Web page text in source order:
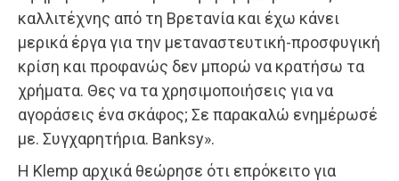
καλλιτέχνης από τη Βρετανία και έχω κάνει
μερικά έργα για την μεταναστευτική-προσφυγική
κρίση και προφανώς δεν μπορώ να κρατήσω τα
χρήματα. Θες να τα χρησιμοποιήσεις για να
αγοράσεις ένα σκάφος; Σε παρακαλώ ενημέρωσέ
με. Συγχαρητήρια. Banksy».
Η Klemp αρχικά θεώρησε ότι επρόκειτο για